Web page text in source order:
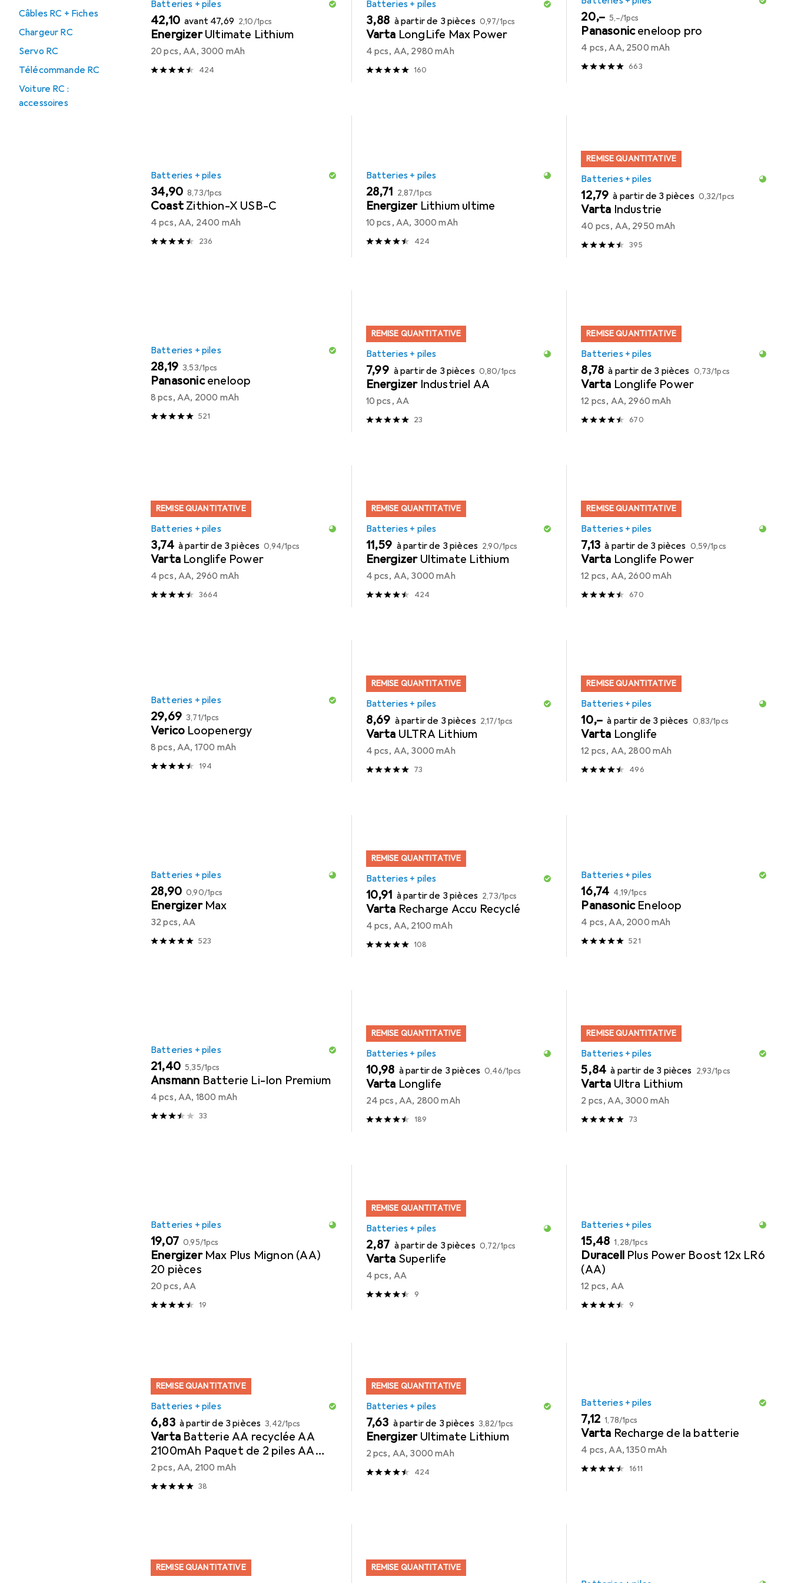
Câbles RC + Fiches
Chargeur RC
Servo RC
Télécommande RC
Voiture RC :
accessoires
Batteries + piles
EUR
42,10 avant EUR
47,69 EUR
2,10/1pcs
Energizer Ultimate Lithium
20 pcs, AA, 3000 mAh
424
Batteries + piles
EUR
3,88 à partir de 3 pièces EUR
0,97/1pcs
Varta LongLife Max Power
4 pcs, AA, 2980 mAh
160
EUR
20,– EUR
5,–/1pcs
Panasoniceneloop pro
4 pcs, AA, 2500 mAh
663
Batteries + piles
EUR
34,90 EUR
8,73/1pcs
Coast Zithion-X USB-C
4 pcs, AA, 2400 mAh
236
Batteries + piles
EUR
28,71 EUR
2,87/1pcs
Energizer Lithium ultime
10 pcs, AA, 3000 mAh
424
REMISE QUANTITATIVE
Batteries + piles
EUR
12,79 à partir de 3 pièces EUR
0,32/1pcs
Varta Industrie
40 pcs, AA, 2950 mAh
395
Batteries + piles
EUR
28,19 EUR
3,53/1pcs
Panasonic eneloop
8 pcs, AA, 2000 mAh
521
REMISE QUANTITATIVE
Batteries + piles
EUR
7,99 à partir de 3 pièces EUR
0,80/1pcs
Energizer Industriel AA
10 pcs, AA
23
REMISE QUANTITATIVE
Batteries + piles
EUR
8,78 à partir de 3 pièces EUR
0,73/1pcs
Varta Longlife Power
12 pcs, AA, 2960 mAh
670
REMISE QUANTITATIVE
Batteries + piles
EUR
3,74 à partir de 3 pièces EUR
0,94/1pcs
Varta Longlife Power
4 pcs, AA, 2960 mAh
3664
REMISE QUANTITATIVE
Batteries + piles
EUR
11,59 à partir de 3 pièces EUR
2,90/1pcs
Energizer Ultimate Lithium
4 pcs, AA, 3000 mAh
424
REMISE QUANTITATIVE
Batteries + piles
EUR
7,13 à partir de 3 pièces EUR
0,59/1pcs
Varta Longlife Power
12 pcs, AA, 2600 mAh
670
Batteries + piles
EUR
29,69 EUR
3,71/1pcs
Verico Loopenergy
8 pcs, AA, 1700 mAh
194
REMISE QUANTITATIVE
Batteries + piles
EUR
8,69 à partir de 3 pièces EUR
2,17/1pcs
Varta ULTRA Lithium
4 pcs, AA, 3000 mAh
73
REMISE QUANTITATIVE
Batteries + piles
EUR
10,– à partir de 3 pièces EUR
0,83/1pcs
Varta Longlife
12 pcs, AA, 2800 mAh
496
Batteries + piles
EUR
28,90 EUR
0,90/1pcs
Energizer Max
32 pcs, AA
523
REMISE QUANTITATIVE
Batteries + piles
EUR
10,91 à partir de 3 pièces EUR
2,73/1pcs
Varta Recharge Accu Recyclé
4 pcs, AA, 2100 mAh
108
Batteries + piles
EUR
16,74 EUR
4,19/1pcs
Panasonic Eneloop
4 pcs, AA, 2000 mAh
521
Batteries + piles
EUR
21,40 EUR
5,35/1pcs
Ansmann Batterie Li-Ion Premium
4 pcs, AA, 1800 mAh
33
REMISE QUANTITATIVE
Batteries + piles
EUR
10,98 à partir de 3 pièces EUR
0,46/1pcs
Varta Longlife
24 pcs, AA, 2800 mAh
189
REMISE QUANTITATIVE
Batteries + piles
EUR
5,84 à partir de 3 pièces EUR
2,93/1pcs
Varta Ultra Lithium
2 pcs, AA, 3000 mAh
73
Batteries + piles
EUR
19,07 EUR
0,95/1pcs
Energizer Max Plus Mignon (AA)
20 pièces
20 pcs, AA
19
REMISE QUANTITATIVE
Batteries + piles
EUR
2,87 à partir de 3 pièces EUR
0,72/1pcs
Varta Superlife
4 pcs, AA
9
Batteries + piles
EUR
15,48 EUR
1,28/1pcs
Duracell Plus Power Boost 12x LR6
(AA)
12 pcs, AA
9
REMISE QUANTITATIVE
Batteries + piles
EUR
6,83 à partir de 3 pièces EUR
3,42/1pcs
Varta Batterie AA recyclée AA
2100mAh Paquet de 2 piles AA
recyclées
2 pcs, AA, 2100 mAh
38
REMISE QUANTITATIVE
Batteries + piles
EUR
7,63 à partir de 3 pièces EUR
3,82/1pcs
Energizer Ultimate Lithium
2 pcs, AA, 3000 mAh
424
Batteries + piles
EUR
7,12 EUR
1,78/1pcs
Varta Recharge de la batterie
4 pcs, AA, 1350 mAh
1611
REMISE QUANTITATIVE REMISE QUANTITATIVE